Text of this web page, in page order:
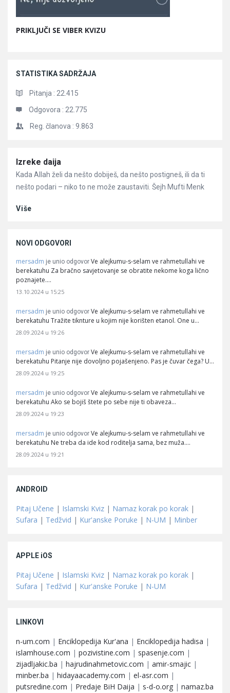
PRIKLJUČI SE VIBER KVIZU
STATISTIKA SADRŽAJA
Pitanja : 22.415
Odgovora : 22.775
Reg. članova : 9.863
Članci
Izreke daija
Kada Allah želi da nešto dobiješ, da nešto postigneš, ili da ti
nešto podari – niko to ne može zaustaviti. Šejh Mufti Menk
Više
NOVI ODGOVORI
mersadm je unio odgovor Ve alejkumu-s-selam ve rahmetullahi ve
berekatuhu Za bračno savjetovanje se obratite nekome koga lično
poznajete.…
13.10.2024 u 15:25
mersadm je unio odgovor Ve alejkumu-s-selam ve rahmetullahi ve
berekatuhu Tražite tiknture u kojim nije korišten etanol. One u…
28.09.2024 u 19:26
mersadm je unio odgovor Ve alejkumu-s-selam ve rahmetullahi ve
berekatuhu Pitanje nije dovoljno pojašenjeno. Pas je čuvar čega? U…
28.09.2024 u 19:25
mersadm je unio odgovor Ve alejkumu-s-selam ve rahmetullahi ve
berekatuhu Ako se bojiš štete po sebe nije ti obaveza…
28.09.2024 u 19:23
mersadm je unio odgovor Ve alejkumu-s-selam ve rahmetullahi ve
berekatuhu Ne treba da ide kod roditelja sama, bez muža.…
28.09.2024 u 19:21
ANDROID
Pitaj Učene | Islamski Kviz | Namaz korak po korak |
Sufara | Tedžvid | Kur'anske Poruke | N-UM | Minber
APPLE iOS
Pitaj Učene | Islamski Kviz | Namaz korak po korak |
Sufara | Tedžvid | Kur'anske Poruke | N-UM
LINKOVI
n-um.com | Enciklopedija Kur'ana | Enciklopedija hadisa |
islamhouse.com | pozivistine.com | spasenje.com |
zijadljakic.ba | hajrudinahmetovic.com | amir-smajic |
minber.ba | hidayaacademy.com | el-asr.com |
putsredine.com | Predaje BiH Daija | s-d-o.org | namaz.ba